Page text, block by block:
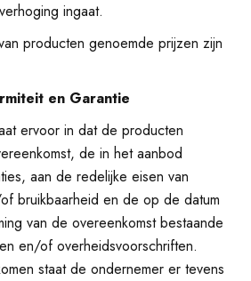
ingaat.
producten genoemde prijzen zijn
en Garantie
ervoor in dat de producten
de in het aanbod
aan de redelijke eisen van
bruikbaarheid en de op de datum
van de overeenkomst bestaande
en/of overheidsvoorschriften.
staat de ondernemer er tevens